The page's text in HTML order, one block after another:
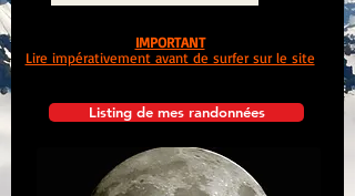
Listing de mes randonnées
IMPORTANT
Lire impérativement avant de surfer sur le site